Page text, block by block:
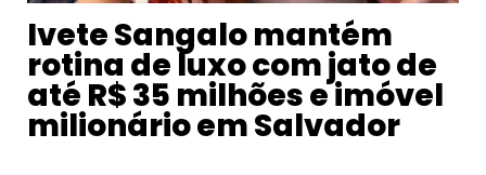
Ivete Sangalo mantém
rotina de luxo com jato de
até R$ 35 milhões e imóvel
milionário em Salvador